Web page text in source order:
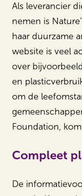
Als leverancier
nemen is
haar duurzame
website is veel
over
en
om de
Foundation,
Compleet
De